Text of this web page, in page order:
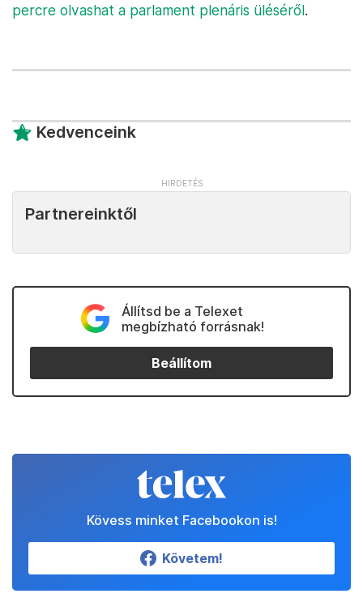
percre olvashat a parlament plenáris üléséről.
Kedvenceink
Partnereinktől
Állítsd be a Telexet
megbízható forrásnak!
Beállítom
Kövess minket Facebookon is!
Követem!